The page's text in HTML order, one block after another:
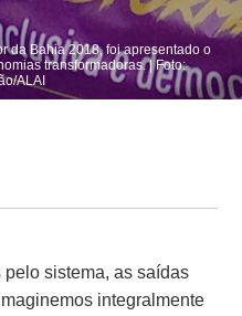
da Bahia 2018, foi apresentado o
transformadoras. | Foto:
ALAI
sistema, as saídas
integralmente